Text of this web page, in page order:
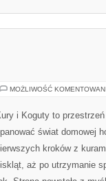
MOŻLIWOŚĆ
i Koguty to
świat domowej
kroków z
aż po utrzymanie